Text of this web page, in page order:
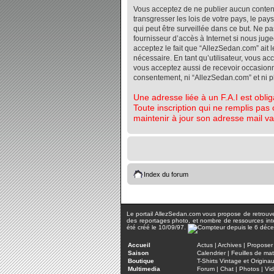
Vous acceptez de ne publier aucun
transgresser les lois de votre pays, le
qui peut être surveillée dans ce but. Ne
fournisseur d’accès à Internet si nous
acceptez le fait que “AllezSedan.com”
nécessaire. En tant qu’utilisateur, vous
vous acceptez aussi de recevoir
consentement, ni “AllezSedan.com” et
Une adresse liée à un F.A.I est
Toute inscription qui ne remplis
maintenir à jour son adresse mail
Index du forum
Le portail AllezSedan.com vous propose de
des reportages photo, et nombre de ressources
été créé le 10/09/97.
Accueil Actus | Archives |
Saison
Calendrier| Feuilles de
Boutique
T-Shirts Vintage et
Multimedia
Forum | Chat | Photos |